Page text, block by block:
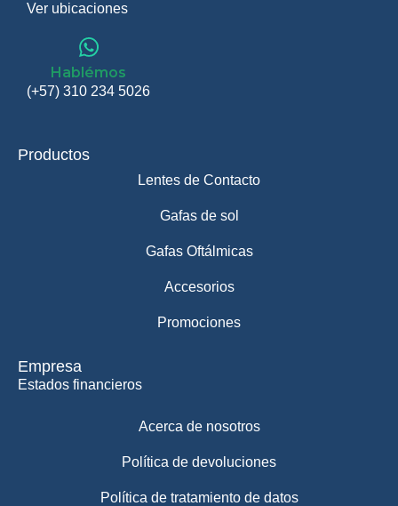
Ver ubicaciones
Hablémos
(+57) 310 234 5026
Productos
Lentes de Contacto
Gafas de sol
Gafas Oftálmicas
Accesorios
Promociones
Empresa
Estados financieros
Acerca de nosotros
Política de devoluciones
Política de tratamiento de datos